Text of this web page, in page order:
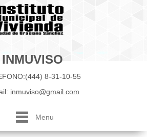
INMUVISO
8-31-10-55
inmuviso@gmail.com
Menu